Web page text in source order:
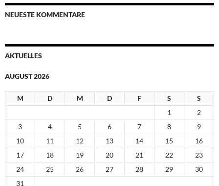
NEUESTE KOMMENTARE
AKTUELLES
AUGUST 2026
M D M D F S
S
1
2
3
4 5 6 7 8
9
10
11 12 13 14 15
16
17
18 19 20 21 22
23
24
25 26 27 28 29
30
31